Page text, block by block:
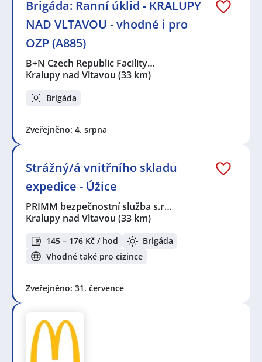
Brigáda: Ranní úklid - KRALUPY
NAD VLTAVOU - vhodné i pro
OZP (A885)
B+N Czech Republic Facility…
Kralupy nad Vltavou (33 km)
Brigáda
Zveřejněno: 4. srpna
Strážný/á vnitřního skladu
expedice - Úžice
PRIMM bezpečnostní služba s.r…
Kralupy nad Vltavou (33 km)
145 – 176 Kč / hod
Brigáda
Vhodné také pro cizince
Zveřejněno: 31. července